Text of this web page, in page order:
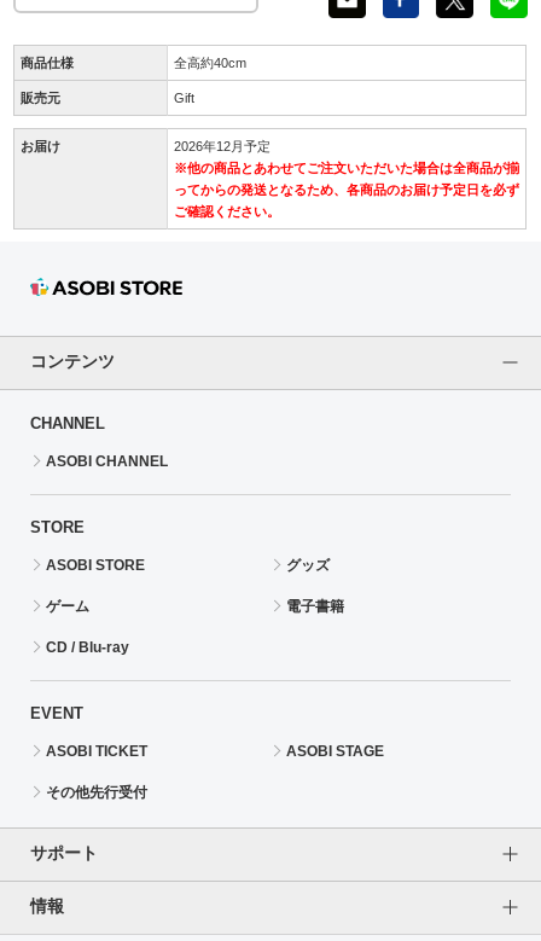
商品仕様 全高約40cm
販売元 Gift
お届け
2026年12月予定
※他の商品とあわせてご注文いただいた場合は全商品が揃
ってからの発送となるため、各商品のお届け予定日を必ず
ご確認ください。
コンテンツ
CHANNEL
ASOBI CHANNEL
STORE
ASOBI STORE グッズ
ゲーム 電子書籍
CD / Blu-ray
EVENT
ASOBI TICKET ASOBI STAGE
その他先行受付
サポート
よくあるご質問（FAQ）
情報